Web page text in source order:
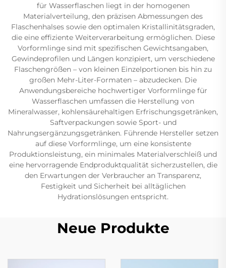
für Wasserflaschen liegt in der homogenen
Materialverteilung, den präzisen Abmessungen des
Flaschenhalses sowie den optimalen Kristallinitätsgraden,
die eine effiziente Weiterverarbeitung ermöglichen. Diese
Vorformlinge sind mit spezifischen Gewichtsangaben,
Gewindeprofilen und Längen konzipiert, um verschiedene
Flaschengrößen – von kleinen Einzelportionen bis hin zu
großen Mehr-Liter-Formaten – abzudecken. Die
Anwendungsbereiche hochwertiger Vorformlinge für
Wasserflaschen umfassen die Herstellung von
Mineralwasser, kohlensäurehaltigen Erfrischungsgetränken,
Saftverpackungen sowie Sport- und
Nahrungsergänzungsgetränken. Führende Hersteller setzen
auf diese Vorformlinge, um eine konsistente
Produktionsleistung, ein minimales Materialverschleiß und
eine hervorragende Endproduktqualität sicherzustellen, die
den Erwartungen der Verbraucher an Transparenz,
Festigkeit und Sicherheit bei alltäglichen
Hydrationslösungen entspricht.
Neue Produkte